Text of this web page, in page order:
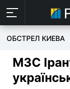
ОБСТРЕЛ КИЕВА
МЗС